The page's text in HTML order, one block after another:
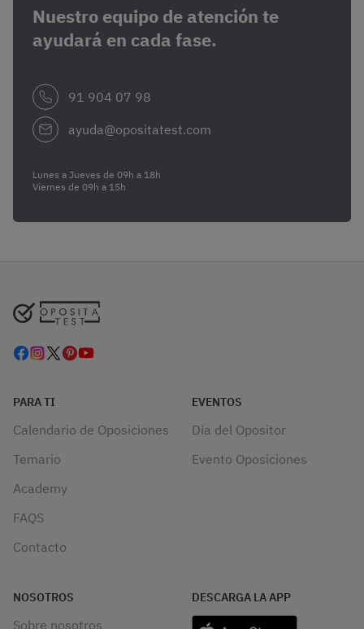
Nuestro equipo de atención te
ayudará en cada fase.
91 904 07 98
ayuda@opositatest.com
Lunes a Jueves de 09h a 18h
Viernes de 09h a 15h